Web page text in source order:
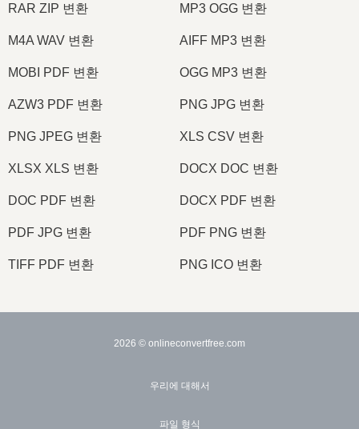
RAR ZIP 변환 MP3 OGG 변환
M4A WAV 변환 AIFF MP3 변환
MOBI PDF 변환 OGG MP3 변환
AZW3 PDF 변환 PNG JPG 변환
PNG JPEG 변환 XLS CSV 변환
XLSX XLS 변환 DOCX DOC 변환
DOC PDF 변환 DOCX PDF 변환
PDF JPG 변환 PDF PNG 변환
TIFF PDF 변환 PNG ICO 변환
2026 © onlineconvertfree.com
우리에 대해서
파일 형식